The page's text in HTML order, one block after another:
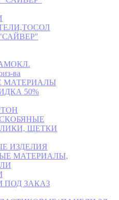
ва
МАТЕРИАЛЫ
50%
ЩЕТКИ
ИЗДЕЛИЯ
МАТЕРИАЛЫ,
ПОД ЗАКАЗ